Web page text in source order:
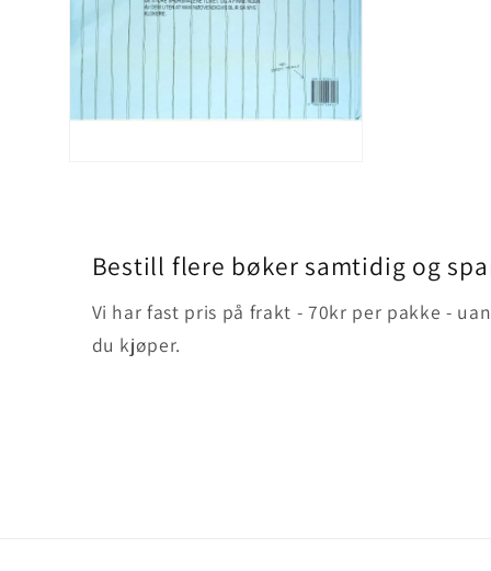
Bestill flere bøker samtidig og
Vi har fast pris på frakt - 70kr per pakke -
du kjøper.